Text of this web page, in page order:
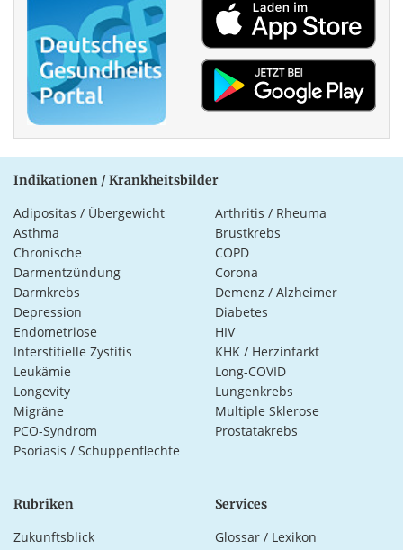
Indikationen / Krankheitsbilder
Adipositas / Übergewicht
Arthritis / Rheuma
Asthma
Brustkrebs
Chronische
Darmentzündung
COPD
Corona
Darmkrebs
Demenz / Alzheimer
Depression
Diabetes
Endometriose
HIV
Interstitielle Zystitis
KHK / Herzinfarkt
Leukämie
Long-COVID
Longevity
Lungenkrebs
Migräne
Multiple Sklerose
PCO-Syndrom
Prostatakrebs
Psoriasis / Schuppenflechte
Rubriken
Zukunftsblick
Services
Glossar / Lexikon